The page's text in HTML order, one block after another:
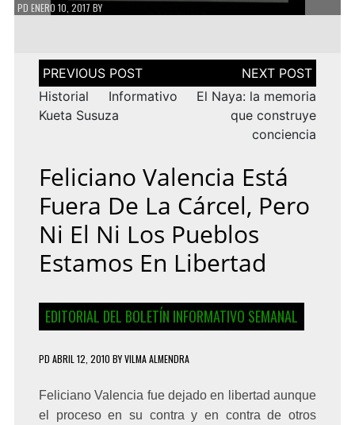
PD ENERO 10, 2017 BY
Navegación
de
entradas
Historial Informativo
Kueta Susuza
El Naya: la memoria
que construye
conciencia
Feliciano Valencia Está
Fuera De La Cárcel, Pero
Ni El Ni Los Pueblos
Estamos En Libertad
EDITORIAL DEL BOLETÍN INFORMATIVO SEMANAL
PD ABRIL 12, 2010 BYVILMA ALMENDRA
Feliciano Valencia fue dejado en libertad aunque
el proceso en su contra y en contra de otros